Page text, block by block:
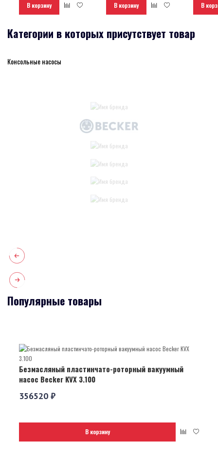
В корзину В корзину В
Категории в которых присутствует товар
Консольные насосы
Популярные товары
Безмасляный пластинчато-роторный вакуумный
насос Becker KVX 3.100
356520 ₽
В корзину